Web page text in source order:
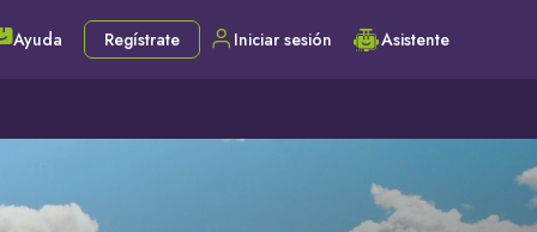
Ayuda Regístrate Iniciar sesión Asistente